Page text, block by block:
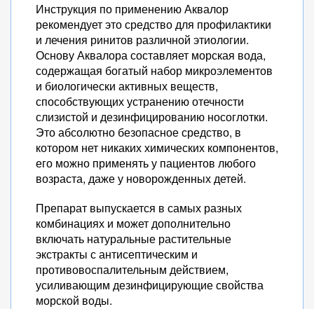
Инструкция по применению Аквалор
рекомендует это средство для профилактики
и лечения ринитов различной этиологии.
Основу Аквалора составляет морская вода,
содержащая богатый набор микроэлементов
и биологически активных веществ,
способствующих устранению отечности
слизистой и дезинфицированию носоглотки.
Это абсолютно безопасное средство, в
котором нет никаких химических компонентов,
его можно применять у пациентов любого
возраста, даже у новорожденных детей.
Препарат выпускается в самых разных
комбинациях и может дополнительно
включать натуральные растительные
экстракты с антисептическим и
противовоспалительным действием,
усиливающим дезинфицирующие свойства
морской воды.